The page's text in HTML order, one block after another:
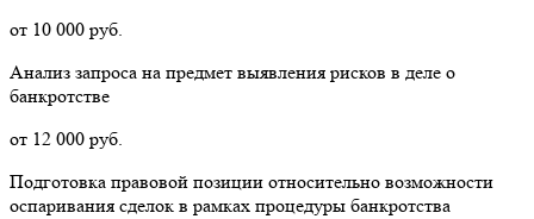
от 10 000 руб.
Анализ запроса на предмет выявления рисков в деле о
банкротстве
от 12 000 руб.
Подготовка правовой позиции относительно возможности
оспаривания сделок в рамках процедуры банкротства